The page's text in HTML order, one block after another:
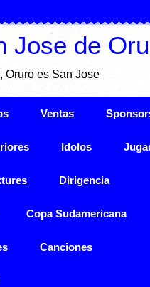
Jose de
Oruro es San Jose
Ventas
Idolos
Dirigencia
Copa Sudamericana
Canciones